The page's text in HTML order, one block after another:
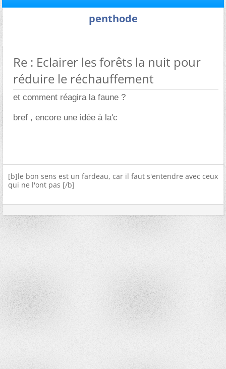
penthode
Re : Eclairer les forêts la nuit pour
réduire le réchauffement
et comment réagira la faune ?
bref , encore une idée à la'c
[b]le bon sens est un fardeau, car il faut s'entendre avec ceux
qui ne l'ont pas [/b]